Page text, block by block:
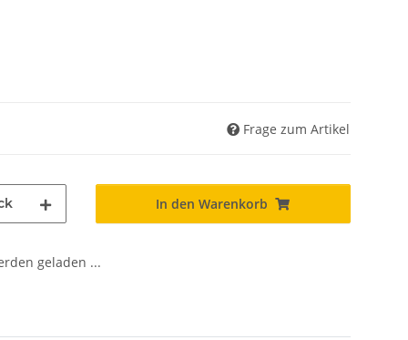
Frage zum Artikel
In den Warenkorb
geladen ...